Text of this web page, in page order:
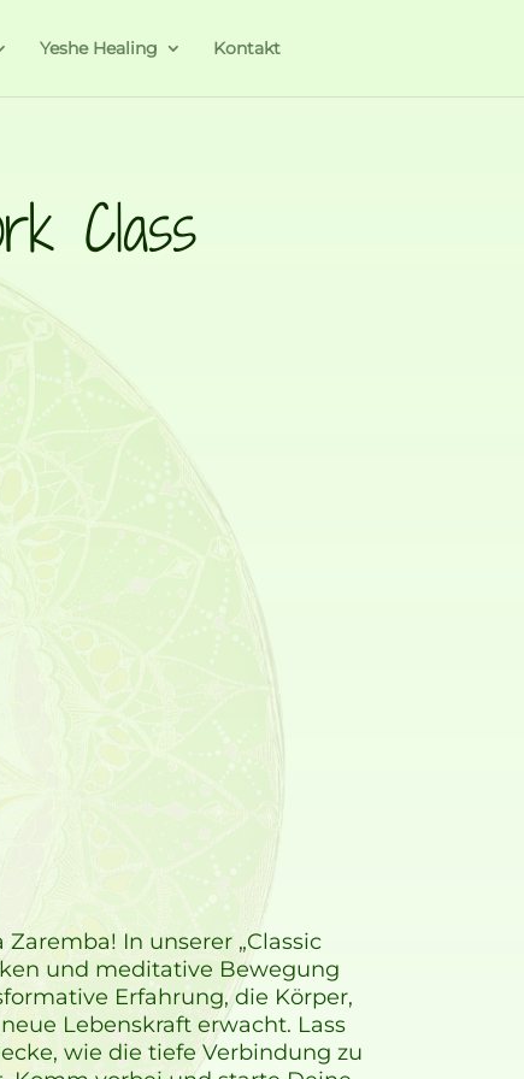
Yeshe Healing Kontakt
Class
In unserer „Classic
und meditative Bewegung
Erfahrung, die Körper,
Lebenskraft erwacht. Lass
wie die tiefe Verbindung zu